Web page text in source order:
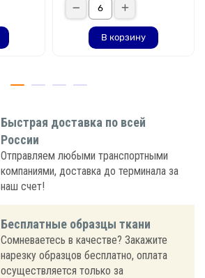
В корзину
Быстрая доставка по всей
России
Отправляем любыми транспортными
компаниями, доставка до терминала за
наш счет!
Бесплатные образцы ткани
Сомневаетесь в качестве? Закажите
нарезку образцов бесплатно, оплата
осуществляется только за